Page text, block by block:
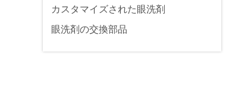
カスタマイズされた眼洗剤
眼洗剤の交換部品